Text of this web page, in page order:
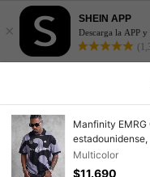
×
SHEIN APP
Descarga la APP
Manfinity
hombre,
gráfica de moda
Multicolor
$11.690